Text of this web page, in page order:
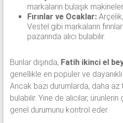
markaların bulaşık
Fırınlar ve Ocaklar:
Vestel gibi markaların
pazarında alıcı bulabilir.
Bunlar dışında, Fatih ikinci el
genellikle en popüler ve
Ancak bazı durumlarda, daha az
bulabilir. Yine de alıcılar, ürünlerin
genel durumunu kontrol eder.